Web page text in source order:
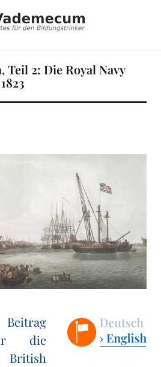
Teil 2: Die Royal Navy
die
British